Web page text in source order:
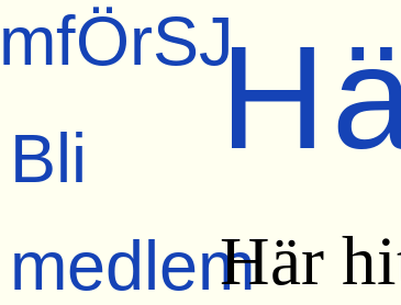
mfÖrSJ
Bli
medlemHär